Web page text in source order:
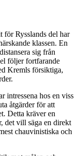
Rysslands del har
klassen. En
sig från
följer fortfarande
Kremls försiktiga,
intressena hos en viss
åtgärder för att
Detta kräver en
det vill säga en direkt
chauvinistiska och